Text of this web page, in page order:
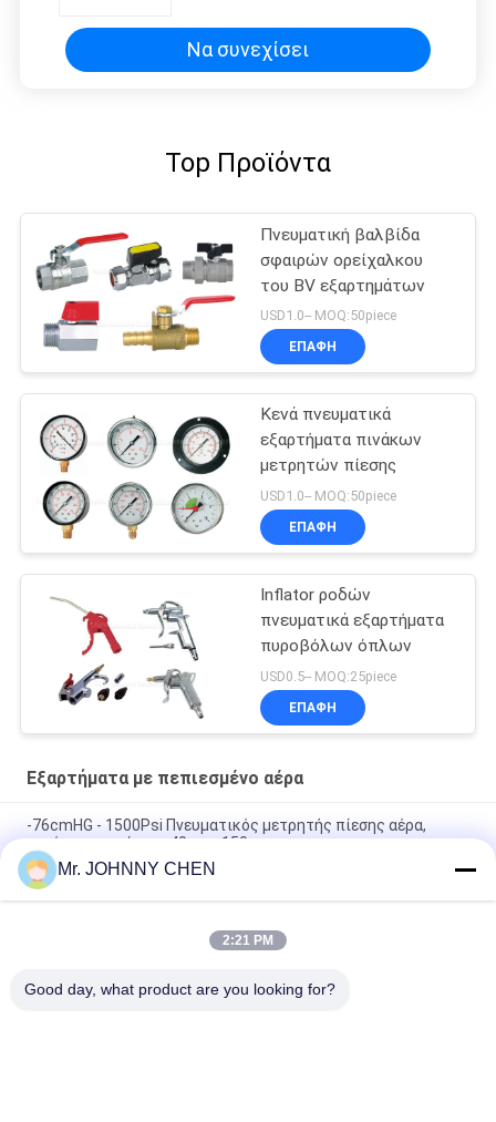
αντεπιστροφής του
αεροσυμπιεστή
Να συνεχίσει
Top Προϊόντα
Πνευματική βαλβίδα
σφαιρών ορείχαλκου
του BV εξαρτημάτων
USD1.0-- MOQ:50piece
ΕΠΑΦΉ
Κενά πνευματικά
εξαρτήματα πινάκων
μετρητών πίεσης
USD1.0-- MOQ:50piece
ΕΠΑΦΉ
Inflator ροδών
πνευματικά εξαρτήματα
πυροβόλων όπλων
USD0.5-- MOQ:25piece
ΕΠΑΦΉ
Εξαρτήματα με πεπιεσμένο αέρα
-76cmHG - 1500Psi Πνευματικός μετρητής πίεσης αέρα,
μανόμετρος πίεσης 40mm-150mm
Άνοιγμα ελαστικού τύπου 1.35Mpa RSV Κεραμιδιάς
Ασφάλειας 1/8" - 2" PT Για Συμπυκνωτή Αέρα
Πνευματικό πυροβόλο όπλο και Inflator ροδών πυροβόλο
Mr. JOHNNY CHEN
2:21 PM
Good day, what product are you looking for?